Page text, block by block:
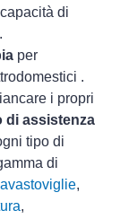
di
per
.
i propri
di assistenza
tipo di
di
,
,